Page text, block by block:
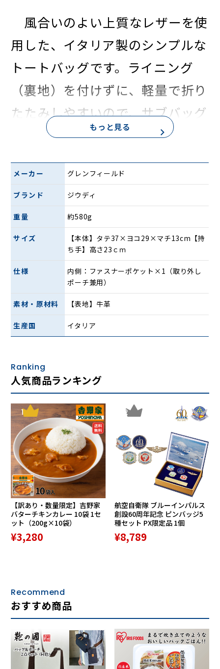
風合いのよい上質なレザーを使
用した、イタリア製のシンプルな
トートバッグです。ライニング
（裏地）を付けずに、軽量で折り
たたみしやすいので、サブバッグ
としても使いやすいサイズ感で
で、男女問わず様々なシーンでお
使いただけます。
ナチュラルさを徹底追及。シボ感
のある牛革を贅沢に使用
革本来の味わいが楽しめるイタ
リアンレザーの型押しは傷が目立
ちにくくなめらかな柔らかさが特
長です。あえて裏地は付けず、革
本来の滑らかな手触りをお楽しみ
いただけます。また、革の質感が
わかるような切り口はそのままで
自然な仕上がりとなっています
生産。熟練の職人技が光る仕上げ
もっと見る
メーカー グレンフィールド
ブランド ジウディ
重量 約580g
サイズ
【本体】タテ37×ヨコ29×マチ13cm【持
ち手】高さ23ｃｍ
仕様
内側：ファスナーポケット×1（取り外し
ポーチ兼用）
素材・原材料 【表地】牛革
生産国 イタリア
Ranking
人気商品ランキング
1
【訳あり・数量限定】吉野家
バターチキンカレー 10袋 1セ
ット（200g×10袋）
¥3,280
2
航空自衛隊 ブルーインパルス
創設60周年記念 ピンバッジ5
種セット PX限定品 1個
¥8,789
Recommend
おすすめ商品